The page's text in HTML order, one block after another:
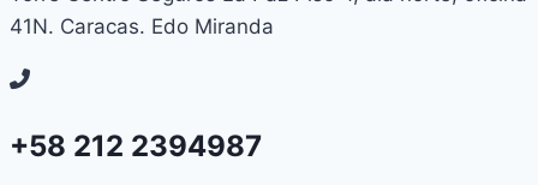
41N. Caracas. Edo Miranda
+58 212 2394987